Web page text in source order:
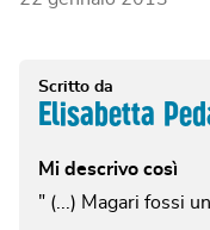
Scritto da
Elisabetta
Mi descrivo così
" (...) Magari fossi